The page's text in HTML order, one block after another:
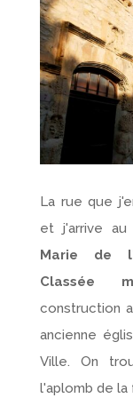
La rue que
et j'arrive
Marie de
Classée
construction
ancienne
Ville. On
l'aplomb de la